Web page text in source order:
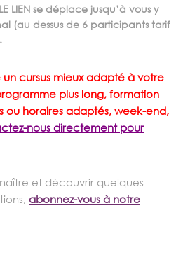
LIEN se déplace jusqu’à vousy
(au dessus de 6 participants tarif
.
un cursus mieux adapté à votre
plus long, formation
ou horaires adaptés, week-end,
nous directement pour
et découvrir quelques
abonnez-vous à notre